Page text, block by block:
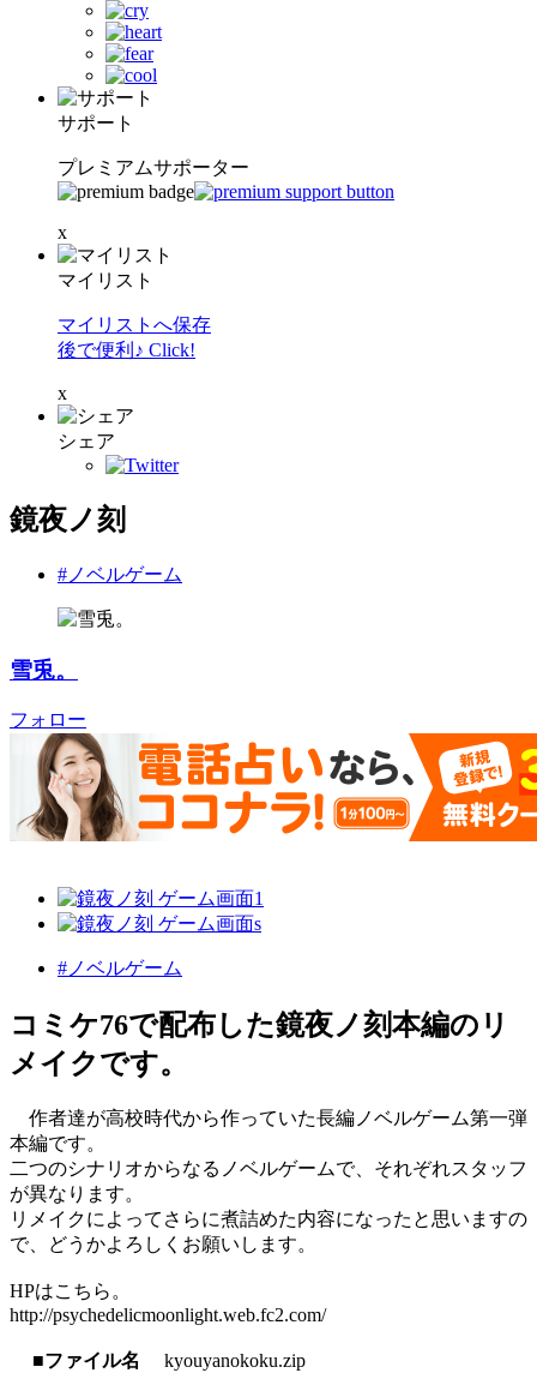
サポート
プレミアムサポーター
x
マイリスト
マイリストへ保存
後で便利♪ Click!
x
シェア
鏡夜ノ刻
#ノベルゲーム
雪兎。
フォロー
#ノベルゲーム
コミケ76で配布した鏡夜ノ刻本編のリ
メイクです。
作者達が高校時代から作っていた長編ノベルゲーム第一弾
本編です。
二つのシナリオからなるノベルゲームで、それぞれスタッフ
が異なります。
リメイクによってさらに煮詰めた内容になったと思いますの
で、どうかよろしくお願いします。
HPはこちら。
http://psychedelicmoonlight.web.fc2.com/
■ファイル名
kyouyanokoku.zip